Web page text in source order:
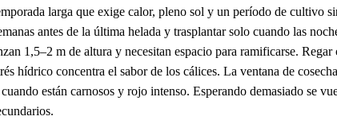
larga que exige calor, pleno sol y un período de cultivo
antes de la última helada y trasplantar solo cuando las
1,5–2 m de altura y necesitan espacio para ramificarse.
hídrico concentra el sabor de los cálices. La ventana de
están carnosos y rojo intenso. Esperando demasiado se